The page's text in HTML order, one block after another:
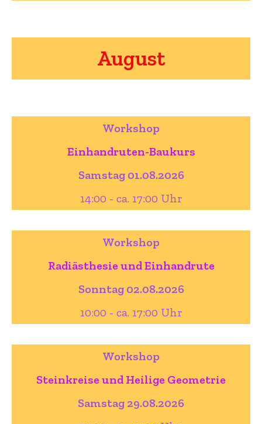
August
Workshop
Einhandruten-Baukurs
Samstag 01.08.2026
14:00 - ca. 17:00 Uhr
Workshop
Radiästhesie und Einhandrute
Sonntag 02.08.2026
10:00 - ca. 17:00 Uhr
Workshop
Steinkreise und Heilige Geometrie
Samstag 29.08.2026